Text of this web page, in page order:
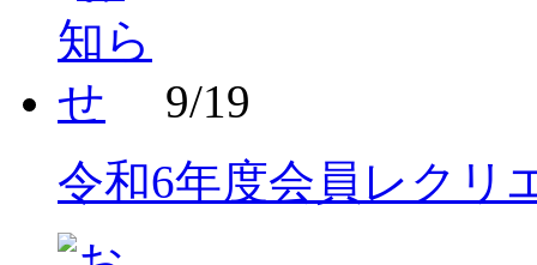
9/19
令和6年度会員レクリ